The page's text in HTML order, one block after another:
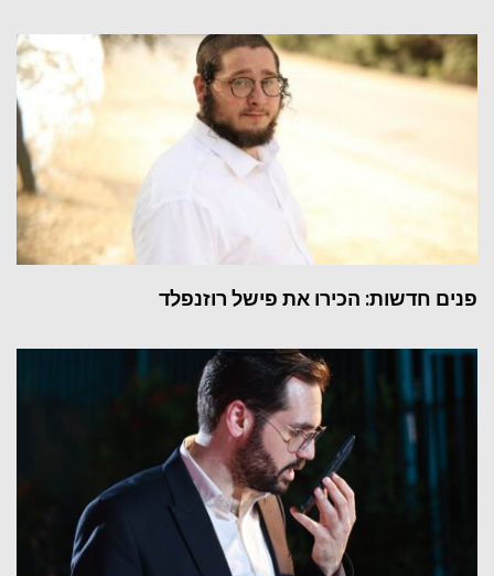
פנים חדשות: הכירו את פישל רוזנפלד